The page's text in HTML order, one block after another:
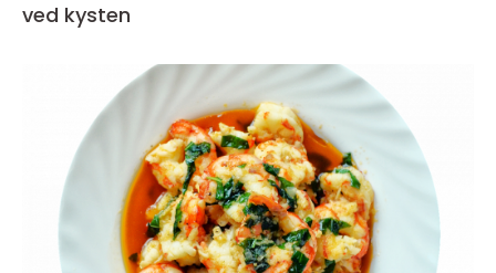
ved kysten